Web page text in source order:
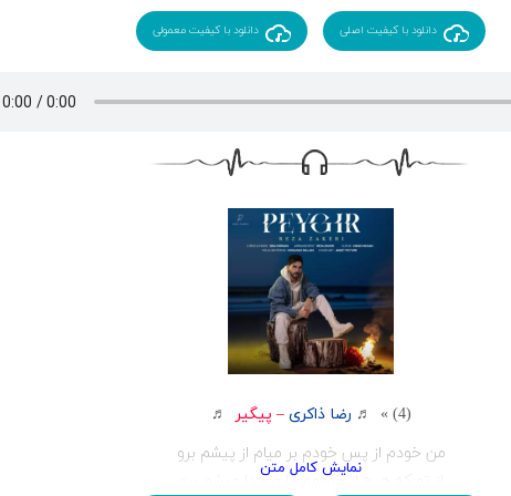
حس قشنگیه دوست داشتنت
به جز تو چیزی نمیخوام
تو واسه من یک عالمی
آسمونم و زمینم
روی ماهتو نبینم
جز خودم چیزی نخواستی
خط زدی رو آرزوهات
که کنارم عمری واستی
دل دریاییتو دیدم
که زدم دلو به دریا
ورد لبهام شده اسمت
آره تا این دلو بردی
دنیا انگار مال من شد
دانلود با کیفیت اصلی دانلود با کیفیت معمولی
(4) » ♬ رضا ذاکری – پیگیر
♬
من خودم از پس خودم بر میام از پیشم برو
از تو که هیچ از خودمم دارم جدا میشم برو